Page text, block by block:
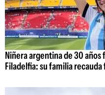
Niñera argentina de 30 años
Filadelfia: su familia